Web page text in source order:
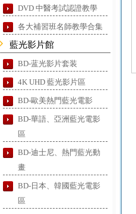
DVD 中醫考試認證教學
各大補習班名師教學合集
藍光影片館
BD-蓝光影片套装
4K UHD 藍光影片區
BD-歐美熱門藍光電影
BD-華語、亞洲藍光電影
區
BD-迪士尼、熱門藍光動
畫
BD-日本、韓國藍光電影
區